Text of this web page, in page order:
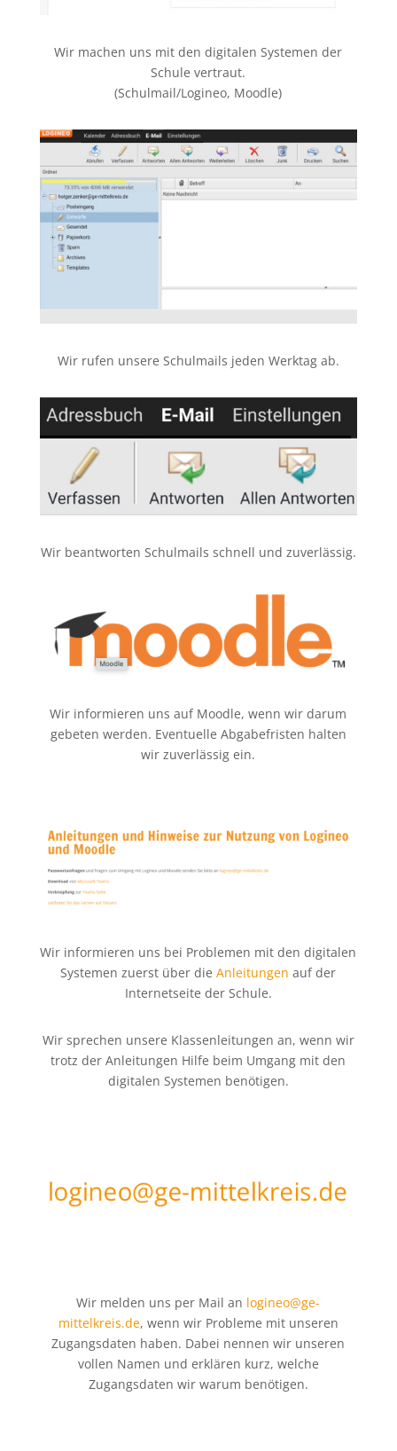
Wir machen uns mit den digitalen Systemen der
Schule vertraut.
(Schulmail/Logineo, Moodle)
Wir rufen unsere Schulmails jeden Werktag ab.
Wir beantworten Schulmails schnell und zuverlässig.
Wir informieren uns auf Moodle, wenn wir darum
gebeten werden. Eventuelle Abgabefristen halten
wir zuverlässig ein.
Wir informieren uns bei Problemen mit den digitalen
Systemen zuerst über dieAnleitungen auf der
Internetseite der Schule.
Wir sprechen unsere Klassenleitungen an, wenn wir
trotz der Anleitungen Hilfe beim Umgang mit den
digitalen Systemen benötigen.
Wir melden uns per Mail an logineo@ge-
mittelkreis.de, wenn wir Probleme mit unseren
Zugangsdaten haben. Dabei nennen wir unseren
vollen Namen und erklären kurz, welche
Zugangsdaten wir warum benötigen.